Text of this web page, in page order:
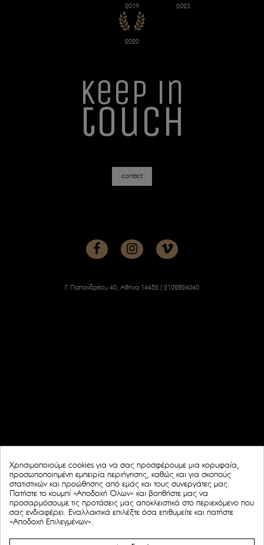
2019
2020
2023
Keep in
touch
contact
Γ. Παπανδρέου 40, Αθήνα 14452| 2102824040
Χρησιμοποιούμε cookies για να σας προσφέρουμε μια κορυφαία,
προσωποποιημένη εμπειρία περιήγησης, καθώς και για σκοπούς
στατιστικών και προώθησης από εμάς και τους συνεργάτες μας.
Πατήστε το κουμπί «Αποδοχή Όλων» και βοηθήστε μας να
προσαρμόσουμε τις προτάσεις μας αποκλειστικά στο περιεχόμενο που
σας ενδιαφέρει. Eναλλακτικά επιλέξτε όσα επιθυμείτε και πατήστε
«Αποδοχή Επιλεγμένων».